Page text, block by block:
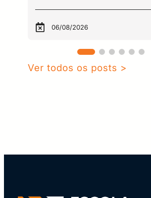
06/08/2026
Ver todos os posts >